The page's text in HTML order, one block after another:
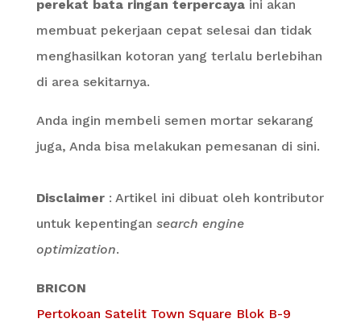
perekat bata ringan terpercaya ini akan
membuat pekerjaan cepat selesai dan tidak
menghasilkan kotoran yang terlalu berlebihan
di area sekitarnya.
Anda ingin membeli semen mortar sekarang
juga, Anda bisa melakukan pemesanan di sini.
Disclaimer: Artikel ini dibuat oleh kontributor
untuk kepentingan search engine
optimization.
BRICON
Pertokoan Satelit Town Square Blok B-9